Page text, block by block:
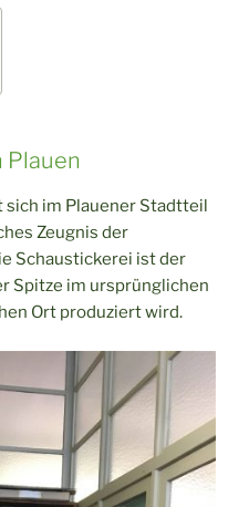
Plauen
im Plauener Stadtteil
Zeugnis der
Schaustickerei ist der
Spitze im ursprünglichen
Ort produziert wird.